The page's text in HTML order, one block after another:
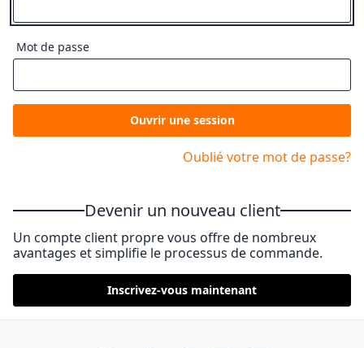
Mot de passe
Ouvrir une session
Oublié votre mot de passe?
Devenir un nouveau client
Un compte client propre vous offre de nombreux
avantages et simplifie le processus de commande.
Inscrivez-vous maintenant